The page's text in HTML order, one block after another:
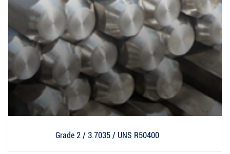
Grade 2 / 3.7035 / UNS R50400